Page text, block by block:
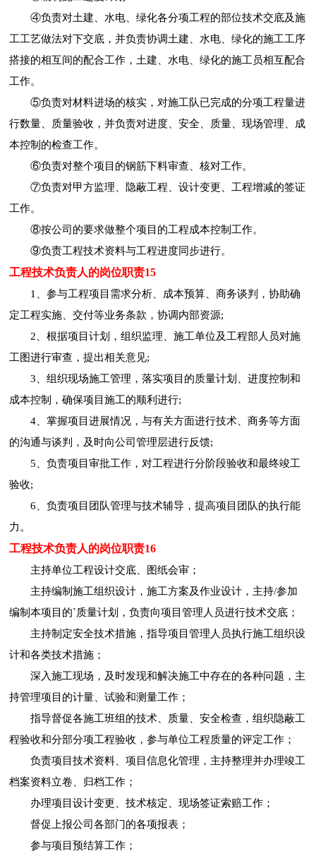
④负责对土建、水电、绿化各分项工程的部位技术交底及施
工工艺做法对下交底，并负责协调土建、水电、绿化的施工工序
搭接的相互间的配合工作，土建、水电、绿化的施工员相互配合
工作。
⑤负责对材料进场的核实，对施工队已完成的分项工程量进
行数量、质量验收，并负责对进度、安全、质量、现场管理、成
本控制的检查工作。
⑥负责对整个项目的钢筋下料审查、核对工作。
⑦负责对甲方监理、隐蔽工程、设计变更、工程增减的签证
工作。
⑧按公司的要求做整个项目的工程成本控制工作。
⑨负责工程技术资料与工程进度同步进行。
工程技术负责人的岗位职责15
1、参与工程项目需求分析、成本预算、商务谈判，协助确
定工程实施、交付等业务条款，协调内部资源;
2、根据项目计划，组织监理、施工单位及工程部人员对施
工图进行审查，提出相关意见;
3、组织现场施工管理，落实项目的质量计划、进度控制和
成本控制，确保项目施工的顺利进行;
4、掌握项目进展情况，与有关方面进行技术、商务等方面
的沟通与谈判，及时向公司管理层进行反馈;
5、负责项目审批工作，对工程进行分阶段验收和最终竣工
验收;
6、负责项目团队管理与技术辅导，提高项目团队的执行能
力。
工程技术负责人的岗位职责16
主持单位工程设计交底、图纸会审；
主持编制施工组织设计，施工方案及作业设计，主持/参加
编制本项目的`质量计划，负责向项目管理人员进行技术交底；
主持制定安全技术措施，指导项目管理人员执行施工组织设
计和各类技术措施；
深入施工现场，及时发现和解决施工中存在的各种问题，主
持管理项目的计量、试验和测量工作；
指导督促各施工班组的技术、质量、安全检查，组织隐蔽工
程验收和分部分项工程验收，参与单位工程质量的评定工作；
负责项目技术资料、项目信息化管理，主持整理并办理竣工
档案资料立卷、归档工作；
办理项目设计变更、技术核定、现场签证索赔工作；
督促上报公司各部门的各项报表；
参与项目预结算工作；